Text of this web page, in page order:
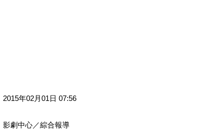
2015年02月01日 07:56
影劇中心／綜合報導